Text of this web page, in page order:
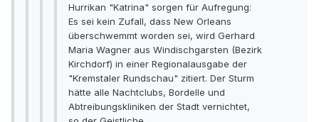
Hurrikan "Katrina" sorgen für Aufregung:
Es sei kein Zufall, dass New Orleans
überschwemmt worden sei, wird Gerhard
Maria Wagner aus Windischgarsten (Bezirk
Kirchdorf) in einer Regionalausgabe der
"Kremstaler Rundschau" zitiert. Der Sturm
hätte alle Nachtclubs, Bordelle und
Abtreibungskliniken der Stadt vernichtet,